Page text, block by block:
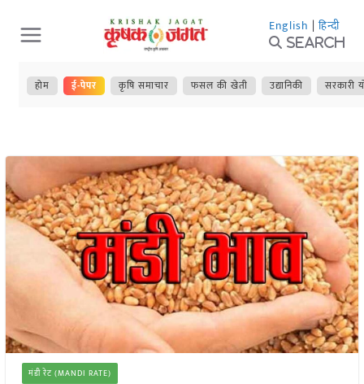
Skip
to
content
English | हिन्दी
Search
होम ई-पेपर कृषि समाचार फसल की खेती उद्यानिकी सरकारी
मंडी रेट (MANDI RATE)